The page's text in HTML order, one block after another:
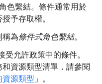
色繫結。條件通常用於
予存取權。
稱為條件式角色繫結。
受允許政策中的條件。
資源類型清單，請參閱
源類型 」。